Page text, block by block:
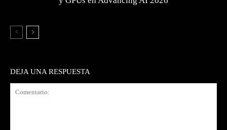
DEJA UNA RESPUESTA